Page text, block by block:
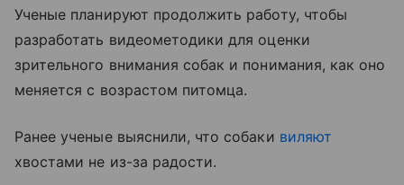
Ученые планируют продолжить работу, чтобы
разработать видеометодики для оценки
зрительного внимания собак и понимания, как оно
меняется с возрастом питомца.
Ранее ученые выяснили, что собаки виляют
хвостами не из-за радости.